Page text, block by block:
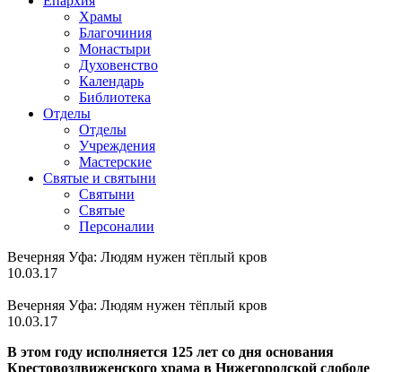
Храмы
Благочиния
Монастыри
Духовенство
Календарь
Библиотека
Отделы
Отделы
Учреждения
Мастерские
Святые и святыни
Cвятыни
Cвятые
Персоналии
Вечерняя Уфа: Людям нужен тёплый кров
10.03.17
Вечерняя Уфа: Людям нужен тёплый кров
10.03.17
В этом году исполняется 125 лет со дня основания
Крестовоздвиженского храма в Нижегородской слободе